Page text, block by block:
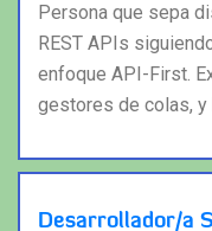
Persona que sepa
REST APIs
enfoque API-First.
gestores de colas, y
Desarrollador/a